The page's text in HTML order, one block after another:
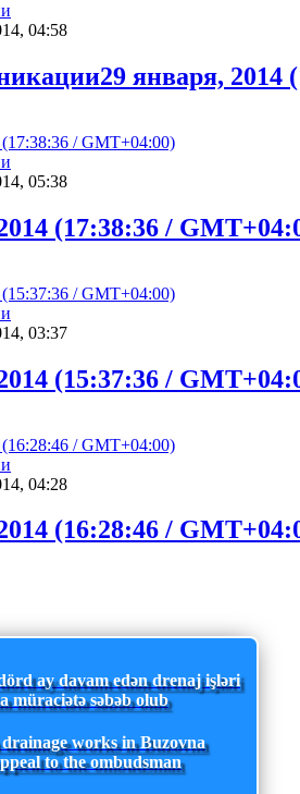
04:58
января, 2014
05:38
(17:38:36 /
03:37
(15:37:36 /
04:28
(16:28:46 /
ay davam edən drenaj işləri
müraciətə səbəb olub
works in Buzovna
to the ombudsman